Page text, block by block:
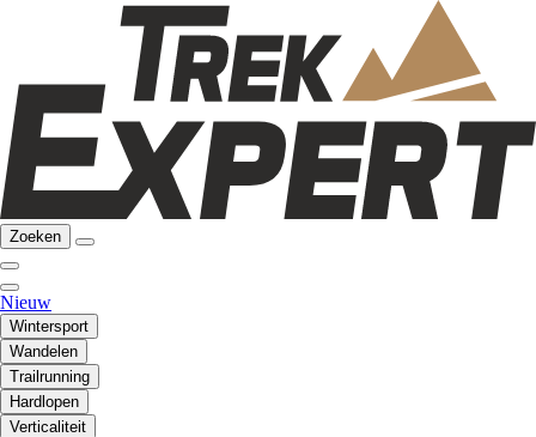
Zoeken
Nieuw
Wintersport
Wandelen
Trailrunning
Hardlopen
Verticaliteit